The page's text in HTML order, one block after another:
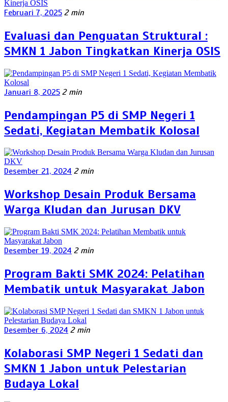
Februari 7, 2025 2 min
Evaluasi dan Penguatan Struktural :
SMKN 1 Jabon Tingkatkan Kinerja OSIS
Januari 8, 2025 2 min
Pendampingan P5 di SMP Negeri 1
Sedati, Kegiatan Membatik Kolosal
Desember 21, 2024 2 min
Workshop Desain Produk Bersama
Warga Kludan dan Jurusan DKV
Desember 19, 2024 2 min
Program Bakti SMK 2024: Pelatihan
Membatik untuk Masyarakat Jabon
Desember 6, 2024 2 min
Kolaborasi SMP Negeri 1 Sedati dan
SMKN 1 Jabon untuk Pelestarian
Budaya Lokal